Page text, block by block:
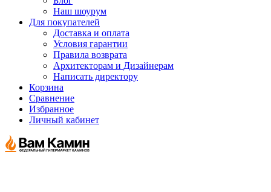
Наш шоурум
Для покупателей
Доставка и оплата
Условия гарантии
Правила возврата
Архитекторам и Дизайнерам
Написать директору
Корзина
Сравнение
Избранное
Личный кабинет